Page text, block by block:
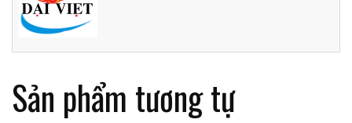
Sản phẩm tương tự